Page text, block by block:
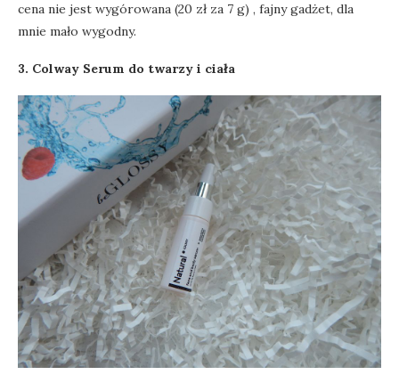
cena nie jest wygórowana (20 zł za 7 g) , fajny gadżet, dla
mnie mało wygodny.
3. Colway Serum do twarzy i ciała